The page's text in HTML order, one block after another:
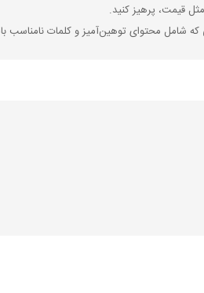
قیمت، پرهیز کنید.
که شامل محتوای توهین‌آمیز و کلمات